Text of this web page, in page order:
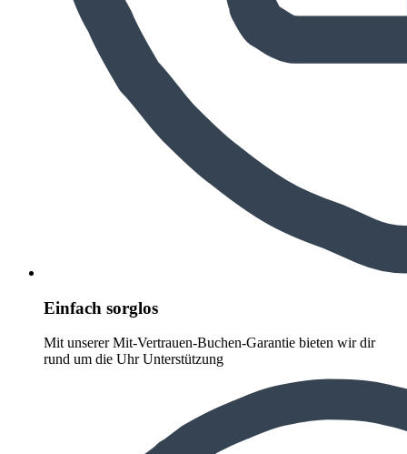
Einfach sorglos
Mit unserer Mit-Vertrauen-Buchen-Garantie bieten wir dir
rund um die Uhr Unterstützung